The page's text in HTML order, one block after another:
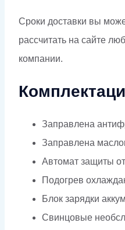
Сроки доставки вы
рассчитать на сайте
компании.
Заправлена
Заправлена
Автомат защиты
Подогрев
Блок зарядки
Свинцовые